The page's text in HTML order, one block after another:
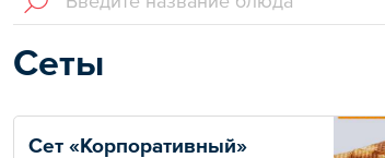
Сеты
Сет «Корпоративный»